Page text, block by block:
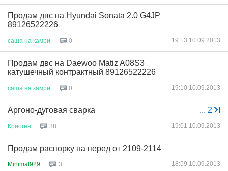
Продам двс на Hyundai Sonata 2.0 G4JP
89126522226
саша на камри 0 19:13 10.09.2013
Продам двс на Daewoo Matiz A08S3
катушечный контрактный 89126522226
саша на камри 0 19:10 10.09.2013
... 2
Аргоно-дуговая сварка
Криоген 38 19:01 10.09.2013
Продам распорку на перед от 2109-2114
Minimal929 3 18:59 10.09.2013